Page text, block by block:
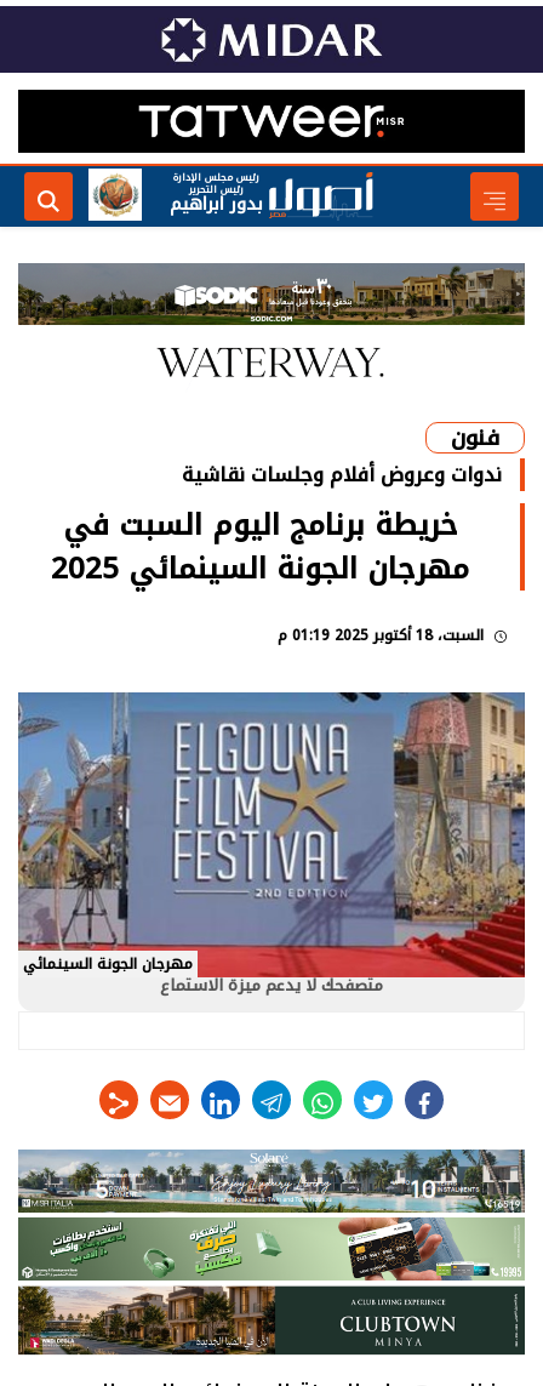
رئيس مجلس الإدارة
رئيس التحرير
بدور ابراهيم
فنون
ندوات وعروض أفلام وجلسات نقاشية
خريطة برنامج اليوم السبت في
مهرجان الجونة السينمائي 2025
السبت، 18 أكتوبر 2025 01:19 م
مهرجان الجونة السينمائي
متصفحك لا يدعم ميزة الاستماع
facebook
twitter
whats
telegram
linkedin